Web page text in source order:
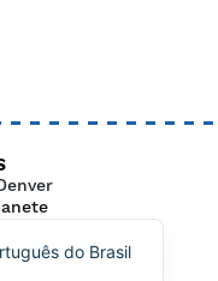
do Brasil